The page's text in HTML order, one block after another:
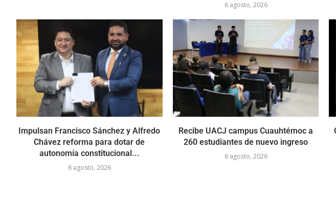
6 agosto, 2026
Impulsan Francisco Sánchez y Alfredo
Chávez reforma para dotar de
autonomía constitucional...
6 agosto, 2026
Recibe UACJ campus Cuauhtémoc a
260 estudiantes de nuevo ingreso
6 agosto, 2026